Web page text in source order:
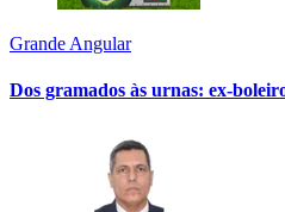
Grande Angular
Dos gramados às urnas: ex-